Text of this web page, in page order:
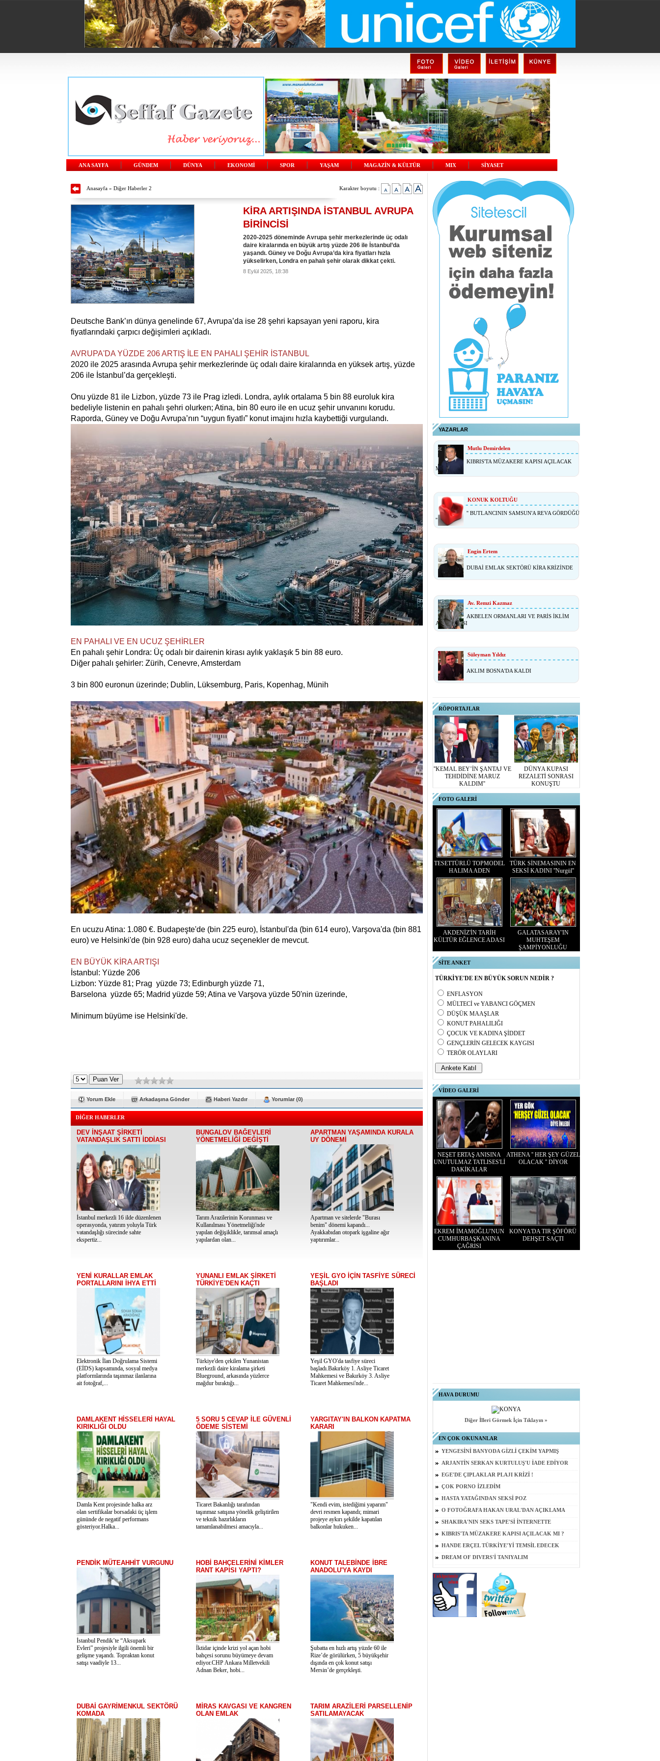
ANA SAYFA GÜNDEM DÜNYA EKONOMİ SPOR YAŞAM MAGAZİN & KÜLTÜR MIX SİYASET
Anasayfa» Diğer Haberler 2 Karakter boyutu :
KİRA ARTIŞINDA İSTANBUL AVRUPA
BİRİNCİSİ
2020-2025 döneminde Avrupa şehir merkezlerinde üç odalı
daire kiralarında en büyük artış yüzde 206 ile İstanbul’da
yaşandı. Güney ve Doğu Avrupa’da kira fiyatları hızla
yükselirken, Londra en pahalı şehir olarak dikkat çekti.
8 Eylül 2025, 18:38
Deutsche Bank’ın dünya genelinde 67, Avrupa’da ise 28 şehri kapsayan yeni raporu, kira
fiyatlarındaki çarpıcı değişimleri açıkladı.
AVRUPA'DA YÜZDE 206 ARTIŞ İLE EN PAHALI ŞEHİR İSTANBUL
2020 ile 2025 arasında Avrupa şehir merkezlerinde üç odalı daire kiralarında en yüksek artış, yüzde
206 ile İstanbul’da gerçekleşti.
Onu yüzde 81 ile Lizbon, yüzde 73 ile Prag izledi. Londra, aylık ortalama 5 bin 88 euroluk kira
bedeliyle listenin en pahalı şehri olurken; Atina, bin 80 euro ile en ucuz şehir unvanını korudu.
Raporda, Güney ve Doğu Avrupa’nın “uygun fiyatlı” konut imajını hızla kaybettiği vurgulandı.
EN PAHALI VE EN UCUZ ŞEHİRLER
En pahalı şehir Londra: Üç odalı bir dairenin kirası aylık yaklaşık 5 bin 88 euro.
Diğer pahalı şehirler: Zürih, Cenevre, Amsterdam
3 bin 800 euronun üzerinde; Dublin, Lüksemburg, Paris, Kopenhag, Münih
En ucuzu Atina: 1.080 €. Budapeşte'de (bin 225 euro), İstanbul'da (bin 614 euro), Varşova'da (bin 881
euro) ve Helsinki'de (bin 928 euro) daha ucuz seçenekler de mevcut.
EN BÜYÜK KİRA ARTIŞI
İstanbul: Yüzde 206
Lizbon: Yüzde 81; Prag yüzde 73; Edinburgh yüzde 71,
Barselona yüzde 65; Madrid yüzde 59; Atina ve Varşova yüzde 50'nin üzerinde,
Minimum büyüme ise Helsinki'de.
Yorum Ekle Arkadaşına Gönder Haberi Yazdır Yorumlar (0)
DİĞER HABERLER
DEV İNŞAAT ŞİRKETİ
VATANDAŞLIK SATTI İDDİASI
İstanbul merkezli 16 ilde düzenlenen
operasyonda, yatırım yoluyla Türk
vatandaşlığı sürecinde sahte
ekspertiz...
BUNGALOV BAĞEVLERİ
YÖNETMELİĞİ DEĞİŞTİ
Tarım Arazilerinin Korunması ve
Kullanılması Yönetmeliği'nde
yapılan değişiklikle, tarımsal amaçlı
yapılardan olan...
APARTMAN YAŞAMINDA KURALA
UY DÖNEMİ
Apartman ve sitelerde "Burası
benim" dönemi kapandı...
Ayakkabıdan otopark işgaline ağır
yaptırımlar...
YENİ KURALLAR EMLAK
PORTALLARINI İHYA ETTİ
Elektronik İlan Doğrulama Sistemi
(EİDS) kapsamında, sosyal medya
platformlarında taşınmaz ilanlarına
ait fotoğraf,...
YUNANLI EMLAK ŞİRKETİ
TÜRKİYE'DEN KAÇTI
Türkiye'den çekilen Yunanistan
merkezli daire kiralama şirketi
Blueground, arkasında yüzlerce
mağdur bıraktığı...
YEŞİL GYO İÇİN TASFİYE SÜRECİ
BAŞLADI
Yeşil GYO'da tasfiye süreci
başladı.Bakırköy 1. Asliye Ticaret
Mahkemesi ve Bakırköy 3. Asliye
Ticaret Mahkemesi'nde...
DAMLAKENT HİSSELERİ HAYAL
KIRIKLIĞI OLDU
Damla Kent projesinde halka arz
olan sertifikalar borsadaki üç işlem
gününde de negatif performans
gösteriyor.Halka...
5 SORU 5 CEVAP İLE GÜVENLİ
ÖDEME SİSTEMİ
Ticaret Bakanlığı tarafından
taşınmaz satışına yönelik geliştirilen
ve teknik hazırlıkların
tamamlanabilmesi amacıyla...
YARGITAY'IN BALKON KAPATMA
KARARI
"Kendi evim, istediğimi yaparım"
devri resmen kapandı; mimari
projeye aykırı şekilde kapatılan
balkonlar hukuken...
PENDİK MÜTEAHHİT VURGUNU
İstanbul Pendik’te “Aksupark
Evleri” projesiyle ilgili önemli bir
gelişme yaşandı. Topraktan konut
satışı vaadiyle 13...
HOBİ BAHÇELERİNİ KİMLER
RANT KAPISI YAPTI?
İktidar içinde krizi yol açan hobi
bahçesi sorunu büyümeye devam
ediyor.CHP Ankara Milletvekili
Adnan Beker, hobi...
KONUT TALEBİNDE İBRE
ANADOLU'YA KAYDI
Şubatta en hızlı artış yüzde 60 ile
Rize’de görülürken, 5 büyükşehir
dışında en çok konut satışı
Mersin’de gerçekleşti.
DUBAİ GAYRİMENKUL SEKTÖRÜ
KOMADA
MİRAS KAVGASI VE KANGREN
OLAN EMLAK
TARIM ARAZİLERİ PARSELLENİP
SATILAMAYACAK
YAZARLAR
Mutlu Demirdelen
KIBRIS'TA MÜZAKERE KAPISI AÇILACAK
MI ?
KONUK KOLTUĞU
'' BUTLANCININ SAMSUN'A REVA GÖRDÜĞÜ
''
Engin Ertem
DUBAİ EMLAK SEKTÖRÜ KİRA KRİZİNDE
Av. Remzi Kazmaz
AKBELEN ORMANLARI VE PARİS İKLİM
ANLAŞMASI
Süleyman Yıldız
AKLIM BOSNA'DA KALDI
RÖPORTAJLAR
''KEMAL BEY’İN ŞANTAJ VE
TEHDİDİNE MARUZ
KALDIM''
DÜNYA KUPASI
REZALETİ SONRASI
KONUŞTU
FOTO GALERİ
TESETTÜRLÜ TOPMODEL
HALIMA ADEN
TÜRK SİNEMASININ EN
SEKSİ KADINI ''Nurgül''
AKDENİZ'İN TARİH
KÜLTÜR EĞLENCE ADASI
GALATASARAY'IN
MUHTEŞEM
ŞAMPİYONLUĞU
SİTE ANKET
TÜRKİYE'DE EN BÜYÜK SORUN NEDİR ?
ENFLASYON
MÜLTECİ ve YABANCI GÖÇMEN
DÜŞÜK MAAŞLAR
KONUT PAHALILIĞI
ÇOCUK VE KADINA ŞİDDET
GENÇLERİN GELECEK KAYGISI
TERÖR OLAYLARI
VİDEO GALERİ
NEŞET ERTAŞ ANISINA
UNUTULMAZ TATLISES'Lİ
DAKİKALAR
ATHENA '' HER ŞEY GÜZEL
OLACAK '' DİYOR
EKREM İMAMOĞLU'NUN
CUMHURBAŞKANINA
ÇAĞRISI
KONYA'DA TIR ŞÖFÖRÜ
DEHŞET SAÇTI
HAVA DURUMU
Diğer İlleri Görmek İçin Tıklayın »
EN ÇOK OKUNANLAR
YENGESİNİ BANYODA GİZLİ ÇEKİM YAPMIŞ
ARJANTİN SERKAN KURTULUŞ'U İADE EDİYOR
EGE'DE ÇIPLAKLAR PLAJI KRİZİ !
ÇOK PORNO İZLEDİM
HASTA YATAĞINDAN SEKSİ POZ
O FOTOĞRAFA HAKAN URAL'DAN AÇIKLAMA
SHAKIRA'NIN SEKS TAPE'Sİ İNTERNETTE
KIBRIS'TA MÜZAKERE KAPISI AÇILACAK MI ?
HANDE ERÇEL TÜRKİYE'Yİ TEMSİL EDECEK
DREAM OF DIVERS'İ TANIYALIM